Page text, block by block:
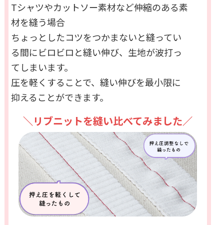
Tシャツやカットソー素材など伸縮のある素
材を縫う場合
ちょっとしたコツをつかまないと縫ってい
る間にビロビロと縫い伸び、生地が波打っ
てしまいます。
圧を軽くすることで、縫い伸びを最小限に
抑えることができます。
＼リブニットを縫い比べてみました／